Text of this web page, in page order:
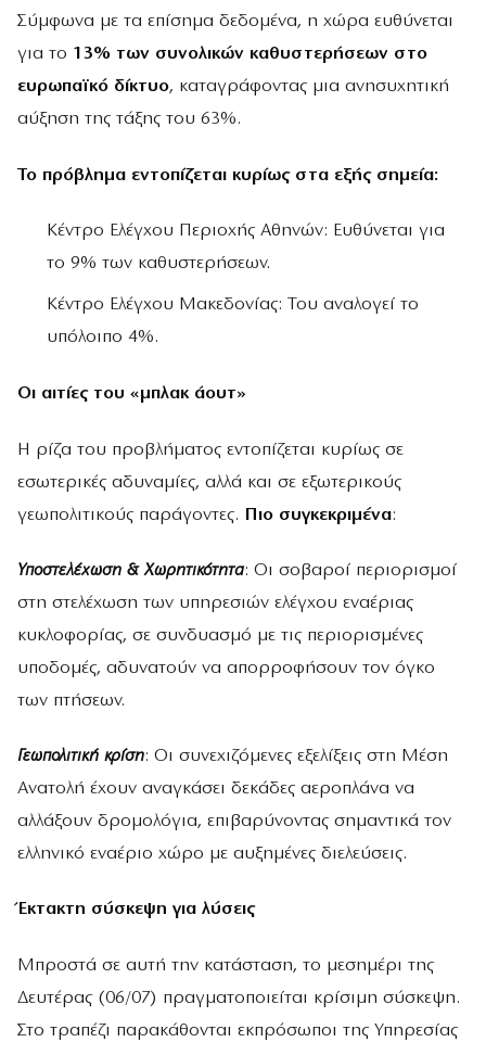
Σύμφωνα με τα επίσημα δεδομένα, η χώρα ευθύνεται
για το 13% των συνολικών καθυστερήσεων στο
ευρωπαϊκό δίκτυο, καταγράφοντας μια ανησυχητική
αύξηση της τάξης του 63%.
Το πρόβλημα εντοπίζεται κυρίως στα εξής σημεία:
Κέντρο Ελέγχου Περιοχής Αθηνών: Ευθύνεται για
το 9% των καθυστερήσεων.
Κέντρο Ελέγχου Μακεδονίας: Του αναλογεί το
υπόλοιπο 4%.
Οι αιτίες του «μπλακ άουτ»
Η ρίζα του προβλήματος εντοπίζεται κυρίως σε
εσωτερικές αδυναμίες, αλλά και σε εξωτερικούς
γεωπολιτικούς παράγοντες. Πιο συγκεκριμένα:
Υποστελέχωση & Χωρητικότητα: Οι σοβαροί περιορισμοί
στη στελέχωση των υπηρεσιών ελέγχου εναέριας
κυκλοφορίας, σε συνδυασμό με τις περιορισμένες
υποδομές, αδυνατούν να απορροφήσουν τον όγκο
των πτήσεων.
Γεωπολιτική κρίση: Οι συνεχιζόμενες εξελίξεις στη Μέση
Ανατολή έχουν αναγκάσει δεκάδες αεροπλάνα να
αλλάξουν δρομολόγια, επιβαρύνοντας σημαντικά τον
ελληνικό εναέριο χώρο με αυξημένες διελεύσεις.
Έκτακτη σύσκεψη για λύσεις
Μπροστά σε αυτή την κατάσταση, το μεσημέρι της
Δευτέρας (06/07) πραγματοποιείται κρίσιμη σύσκεψη.
Στο τραπέζι παρακάθονται εκπρόσωποι της Υπηρεσίας